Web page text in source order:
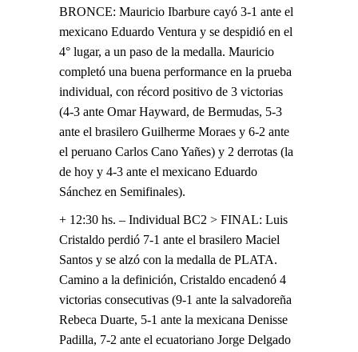
BRONCE: Mauricio Ibarbure cayó 3-1 ante el
mexicano Eduardo Ventura y se despidió en el
4° lugar, a un paso de la medalla. Mauricio
completó una buena performance en la prueba
individual, con récord positivo de 3 victorias
(4-3 ante Omar Hayward, de Bermudas, 5-3
ante el brasilero Guilherme Moraes y 6-2 ante
el peruano Carlos Cano Yañes) y 2 derrotas (la
de hoy y 4-3 ante el mexicano Eduardo
Sánchez en Semifinales).
+ 12:30 hs. – Individual BC2 > FINAL: Luis
Cristaldo perdió 7-1 ante el brasilero Maciel
Santos y se alzó con la medalla de PLATA.
Camino a la definición, Cristaldo encadenó 4
victorias consecutivas (9-1 ante la salvadoreña
Rebeca Duarte, 5-1 ante la mexicana Denisse
Padilla, 7-2 ante el ecuatoriano Jorge Delgado